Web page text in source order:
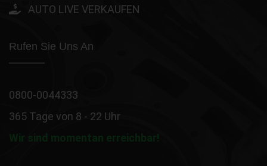
AUTO LIVE VERKAUFEN
Rufen Sie Uns An
0800-0044333
365 Tage von 8 - 22 Uhr
Wir sind momentan erreichbar!